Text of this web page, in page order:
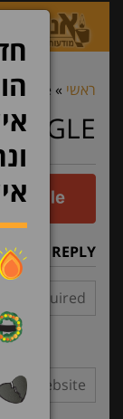
ראשי »
google
A REPLY